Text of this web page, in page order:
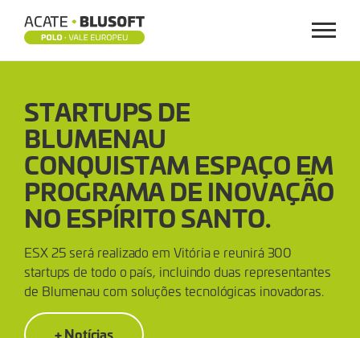
Menu
DE
BLUMENAU
CONQUISTAM
ESPAÇO
EM
PROGRAMA
STARTUPS DE
BLUMENAU
CONQUISTAM ESPAÇO EM
PROGRAMA DE INOVAÇÃO
NO ESPÍRITO SANTO.
ESX 25 será realizado em Vitória e reunirá 300
startups de todo o país, incluindo duas representantes
de Blumenau com soluções tecnológicas inovadoras.
+ Notícias